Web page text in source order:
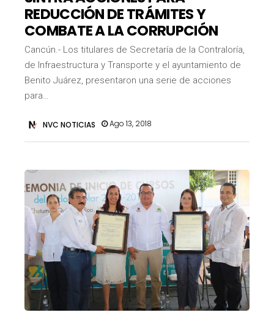
REDUCCIÓN DE TRÁMITES Y
COMBATE A LA CORRUPCIÓN
Cancún.- Los titulares de Secretaría de la Contraloría,
de Infraestructura y Transporte y el ayuntamiento de
Benito Juárez, presentaron una serie de acciones
para…
NVC NOTICIAS Ago 13, 2018